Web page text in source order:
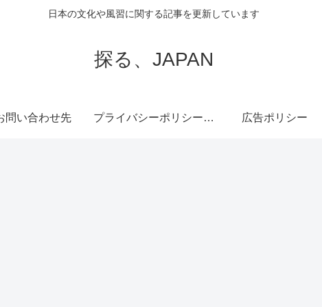
日本の文化や風習に関する記事を更新しています
探る、JAPAN
問い合わせ先 プライバシーポリシー・免責事項 広告ポリシー